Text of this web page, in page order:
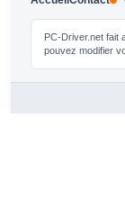
PC-Driver.net fait
pouvez modifier